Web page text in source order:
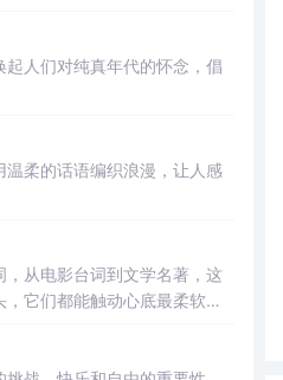
起人们对纯真年代的怀念，倡
柔的话语编织浪漫，让人感
从电影台词到文学名著，这
它们都能触动心底最柔软的